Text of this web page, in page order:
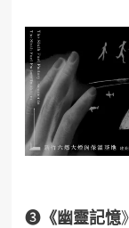
❸《幽靈記憶》